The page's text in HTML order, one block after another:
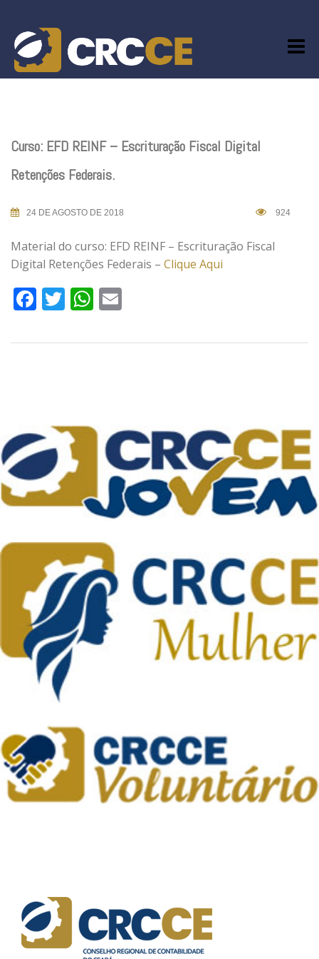
content
Curso: EFD REINF – Escrituração Fiscal Digital
Retenções Federais.
24 DE AGOSTO DE 2018 924
Material do curso: EFD REINF – Escrituração Fiscal
Digital Retenções Federais – Clique Aqui
Facebook
TwitterWhatsApp